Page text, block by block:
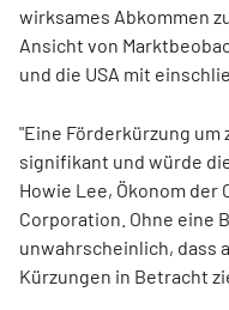
wirksames Abkommen
Ansicht von
und die USA mit
"Eine Förderkürzung um
signifikant und würde
Howie Lee, Ökonom der
Corporation. Ohne eine
unwahrscheinlich, dass
Kürzungen in Betracht